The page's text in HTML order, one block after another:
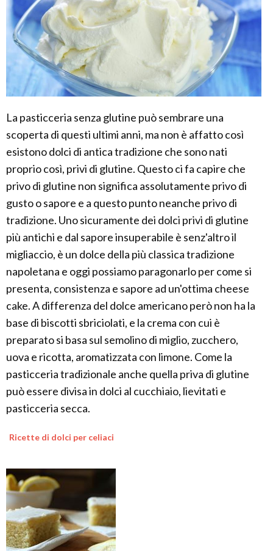
La pasticceria senza glutine può sembrare una
scoperta di questi ultimi anni, ma non è affatto così
esistono dolci di antica tradizione che sono nati
proprio così, privi di glutine. Questo ci fa capire che
privo di glutine non significa assolutamente privo di
gusto o sapore e a questo punto neanche privo di
tradizione. Uno sicuramente dei dolci privi di glutine
più antichi e dal sapore insuperabile è senz'altro il
migliaccio, è un dolce della più classica tradizione
napoletana e oggi possiamo paragonarlo per come si
presenta, consistenza e sapore ad un'ottima cheese
cake. A differenza del dolce americano però non ha la
base di biscotti sbriciolati, e la crema con cui è
preparato si basa sul semolino di miglio, zucchero,
uova e ricotta, aromatizzata con limone. Come la
pasticceria tradizionale anche quella priva di glutine
può essere divisa in dolci al cucchiaio, lievitati e
pasticceria secca.
Ricette di dolci per celiaci